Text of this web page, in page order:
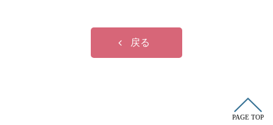
戻る
PAGE TOP